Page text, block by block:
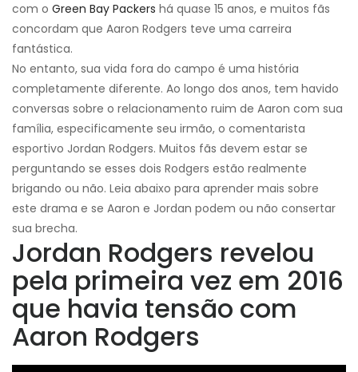
com o Green Bay Packers há quase 15 anos, e muitos fãs
concordam que Aaron Rodgers teve uma carreira
fantástica.
No entanto, sua vida fora do campo é uma história
completamente diferente. Ao longo dos anos, tem havido
conversas sobre o relacionamento ruim de Aaron com sua
família, especificamente seu irmão, o comentarista
esportivo Jordan Rodgers. Muitos fãs devem estar se
perguntando se esses dois Rodgers estão realmente
brigando ou não. Leia abaixo para aprender mais sobre
este drama e se Aaron e Jordan podem ou não consertar
sua brecha.
Jordan Rodgers revelou
pela primeira vez em 2016
que havia tensão com
Aaron Rodgers